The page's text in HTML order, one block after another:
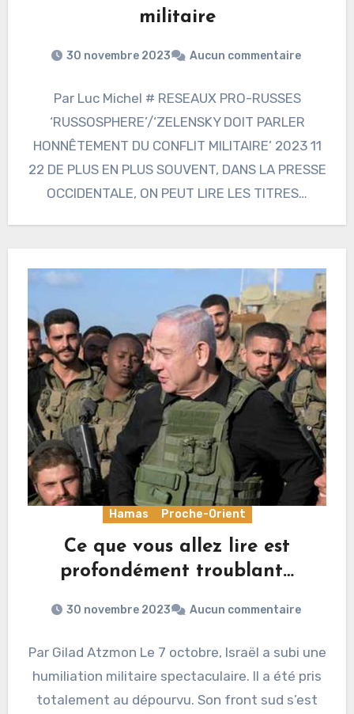
militaire
30 novembre 2023 Aucun commentaire
Par Luc Michel # RESEAUX PRO-RUSSES
‘RUSSOSPHERE’/‘ZELENSKY DOIT PARLER
HONNÊTEMENT DU CONFLIT MILITAIRE’ 2023 11
22 DE PLUS EN PLUS SOUVENT, DANS LA PRESSE
OCCIDENTALE, ON PEUT LIRE LES TITRES…
Hamas Proche-Orient
Ce que vous allez lire est
profondément troublant…
30 novembre 2023 Aucun commentaire
Par Gilad Atzmon Le 7 octobre, Israël a subi une
humiliation militaire spectaculaire. Il a été pris
totalement au dépourvu. Son front sud s’est